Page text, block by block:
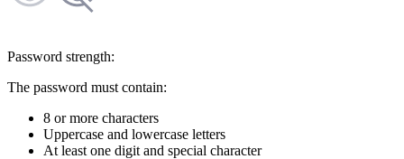
Password strength:
The password must contain:
8 or more characters
Uppercase and lowercase letters
At least one digit and special character